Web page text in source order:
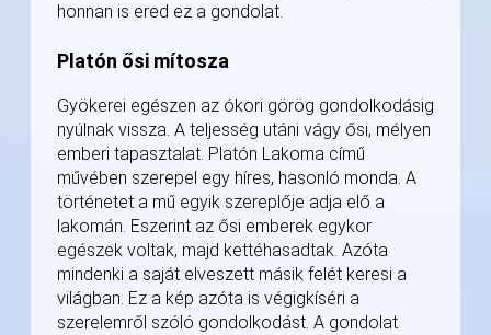
honnan is ered ez a gondolat.
Platón ősi mítosza
Gyökerei egészen az ókori görög gondolkodásig
nyúlnak vissza. A teljesség utáni vágy ősi, mélyen
emberi tapasztalat. Platón Lakoma című
művében szerepel egy híres, hasonló monda. A
történetet a mű egyik szereplője adja elő a
lakomán. Eszerint az ősi emberek egykor
egészek voltak, majd kettéhasadtak. Azóta
mindenki a saját elveszett másik felét keresi a
világban. Ez a kép azóta is végigkíséri a
szerelemről szóló gondolkodást. A gondolat